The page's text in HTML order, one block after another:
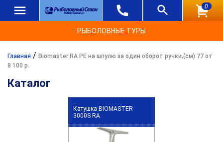
0
РЫБОЛОВНЫЕ ТУРЫ
Главная / Biomaster RA PE на шпулю за один оборот ручки,(см) 77 от
8 100 р.
Каталог
Катушка BIOMASTER
3000S RA